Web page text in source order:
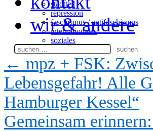
stadtteil
repression
faschismus / antifaschismus
internationales
soziales
wir & andere
Suchen
nach:
← mpz + FSK:
Lebensgefahr! Alle
Hamburger Kessel“
Gemeinsam